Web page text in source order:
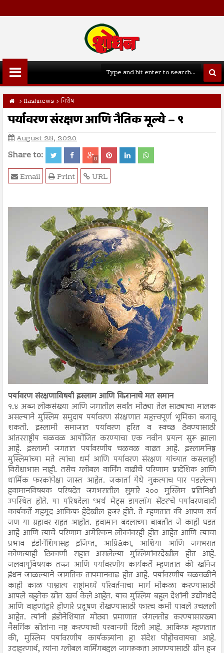
flashnews विशेष
पर्यावरण संरक्षण आणि नैतिक मूल्ये – ९
August 28, 2020
Share to: 0
URL
Print
Email
पर्यावरण संरक्षणाविषयी इस्लाम आणि विज्ञानाचे मत समान
१.४ अब्ज लोकसंख्या आणि जगातील सर्वांत मोठ्या तेल साठ्याचा मालक
असल्याने मुस्लिम समुदाय पर्यावरण संरक्षणात महत्त्वपूर्ण भूमिका बजावू
शकतो. इस्लामी समाजात पर्यावरण हरित व स्वच्छ ठेवण्यासाठी
आंतरराष्ट्रीय चळवळ आयोजित करण्याचा एक नवीन प्रयत्न सुरू झाला
आहे. इस्लामी जगतात पर्यावरणीय चळवळ वाढत आहे. इस्लामनिष्ठ
मुस्लिमांच्या मते त्यांचा धर्म आणि पर्यावरण संरक्षण यांच्यात कसलाही
विरोधाभास नाही. तसेच ग्लोबल वार्मिंग वाढीचे परिणाम प्रादेशिक आणि
धार्मिक फरकांपेक्षा जास्त आहेत. जकार्ता येथे नुकत्याच पार पडलेल्या
हवामानविषयक परिषदेत जगभरातील सुमारे २०० मुस्लिम प्रतिनिधी
उपस्थित होते. या परिषदेला ‘अर्थ मेट्स डायलॉग सेंटर’चे पर्यावरणवादी
कार्यकर्ते महमूद आकिफ हेदेखील हजर होते. ते म्हणतात की आपण सर्व
जण या ग्रहावर राहत आहोत. हवामान बदलाच्या बाबतीत जे काही घडत
आहे आणि त्याचे परिणाम अमेरिकन लोकांवरही होत आहेत आणि त्याचा
प्रभाव इंडोनेशियासह इजिप्त, आप्रिâका, आशिया आणि जगभरात
कोणत्याही ठिकाणी राहात असलेल्या मुस्लिमांवरदेखील होत आहे.
जलवायूविषयक तज्ज्ञ आणि पर्यावरणीय कार्यकर्ते म्हणतात की खनिज
इंधन जाळल्याने जागतिक तापमानवाढ होत आहे. पर्यावरणीय चळवळीने
काही काळ पाश्चात्य राष्ट्रांमध्ये परिवर्तनाचा मार्ग मोकळा करण्यासाठी
आपले बहुतेक स्रोत खर्च केले आहेत. याच मुस्लिम बहुल देशांनी उद्योगधंदे
आणि वाहणांद्वारे होणारे प्रदूषण रोखण्यासाठी फारच कमी पावले उचलली
आहेत. त्यांनी इंडोनेशियात मोठ्या प्रमाणात जंगलतोड करण्यासारख्या
नैसर्गिक स्रोतांना नष्ट करण्याची परवानगी दिली आहे. आकिफ म्हणतात
की, मुस्लिम पर्यावरणीय कार्यकत्र्यांना हा संदेश पोहोचवायचा आहे.
उदाहरणार्थ, त्यांना ग्लोबल वार्मिंगबद्दल जागरूकता आणण्यासाठी ग्रीन हज